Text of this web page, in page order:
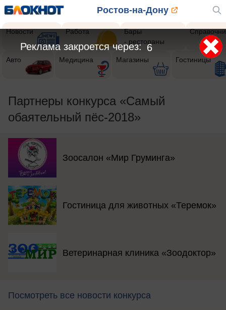
Ростов-на-Дону
Новости Работа
Бары
- рестораны
Авто Медицина Магазины Гостиницы
Партнеры конкурса «Самый
обаятельный пёс-2018»
Зоосалон «Мир Груминга»
Гостиница для животных «Теремок»
Ветеринарная клиника «Зоодоктор»
Посмотреть все новости конкурса
3
Реклама закроется через: